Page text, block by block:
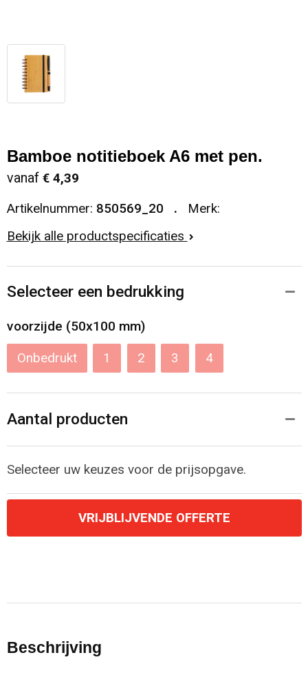
Bamboe notitieboek A6 met pen.
vanaf € 4,39
Artikelnummer: 850569_20
Merk:
Bekijk alle productspecificaties
Selecteer een bedrukking
voorzijde (50x100 mm)
Onbedrukt 1 2 3 4
Aantal producten
Selecteer uw keuzes voor de prijsopgave.
VRIJBLIJVENDE OFFERTE
Beschrijving